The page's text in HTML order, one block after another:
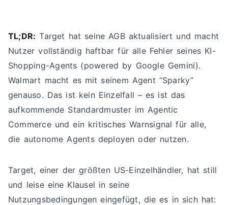
TL;DR: Target hat seine AGB aktualisiert und macht
Nutzer vollständig haftbar für alle Fehler seines KI-
Shopping-Agents (powered by Google Gemini).
Walmart macht es mit seinem Agent “Sparky”
genauso. Das ist kein Einzelfall – es ist das
aufkommende Standardmuster im Agentic
Commerce und ein kritisches Warnsignal für alle,
die autonome Agents deployen oder nutzen.
Target, einer der größten US-Einzelhändler, hat still
und leise eine Klausel in seine
Nutzungsbedingungen eingefügt, die es in sich hat: